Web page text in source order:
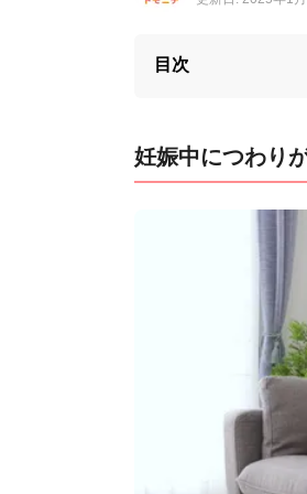
目次
妊娠中につわり